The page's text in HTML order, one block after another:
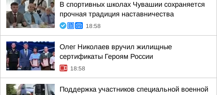
В спортивных школах Чувашии сохраняется
прочная традиция наставничества
18:58
Олег Николаев вручил жилищные
сертификаты Героям России
18:58
Поддержка участников специальной военной